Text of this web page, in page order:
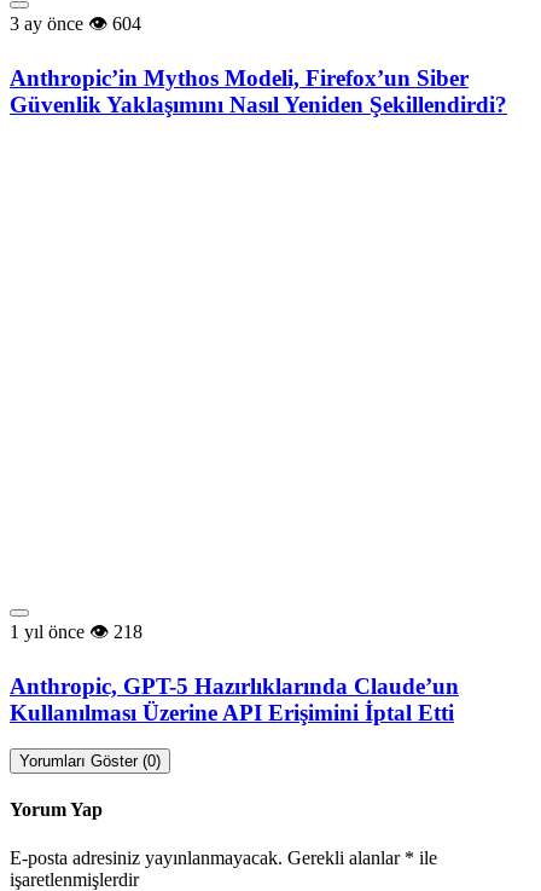
3 ay önce 604
Anthropic’in Mythos Modeli, Firefox’un Siber
Güvenlik Yaklaşımını Nasıl Yeniden Şekillendirdi?
1 yıl önce 218
Anthropic, GPT-5 Hazırlıklarında Claude’un
Kullanılması Üzerine API Erişimini İptal Etti
Yorumları Göster (0)
Yorum Yap
E-posta adresiniz yayınlanmayacak. Gerekli alanlar * ile
işaretlenmişlerdir